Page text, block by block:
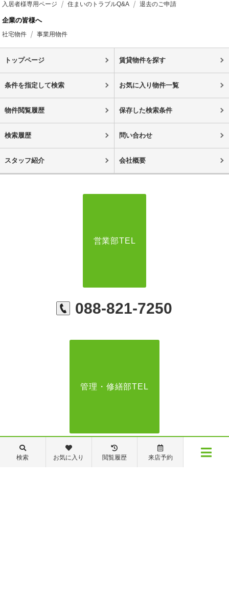
入居者様専用ページ 住まいのトラブルQ&A 退去のご申請
企業の皆様へ
社宅物件 事業用物件
トップページ 賃貸物件を探す
条件を指定して検索 お気に入り物件一覧
物件閲覧履歴 保存した検索条件
検索履歴 問い合わせ
スタッフ紹介 会社概要
営業部TEL
088-821-7250
管理・修繕部TEL
088-821-7272
検索 お気に入り 閲覧履歴 来店予約